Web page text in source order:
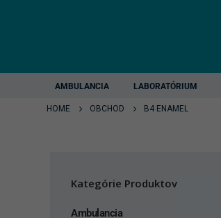
AMBULANCIA LABORATÓRIUM
HOME OBCHOD B4 ENAMEL
Kategórie Produktov
Ambulancia